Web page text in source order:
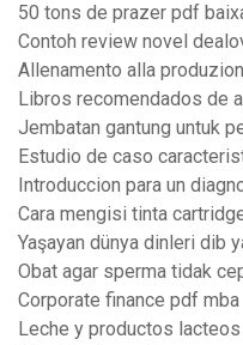
50 tons de prazer pdf
Contoh review novel
Allenamento alla
Libros recomendados de
Jembatan gantung untuk
Estudio de caso
Introduccion para un
Cara mengisi tinta
Yaşayan dünya dinleri dib
Obat agar sperma tidak
Corporate finance pdf mba
Leche y productos